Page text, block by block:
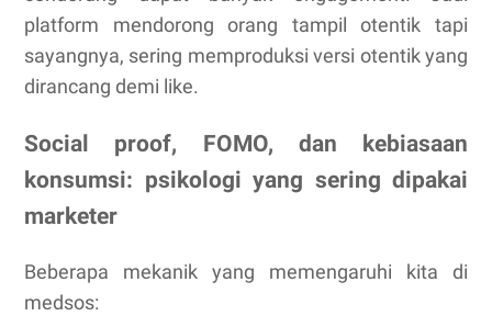
platform mendorong orang tampil otentik tapi
sayangnya, sering memproduksi versi otentik yang
dirancang demi like.
Social proof, FOMO, dan kebiasaan
konsumsi: psikologi yang sering dipakai
marketer
Beberapa mekanik yang memengaruhi kita di
medsos: